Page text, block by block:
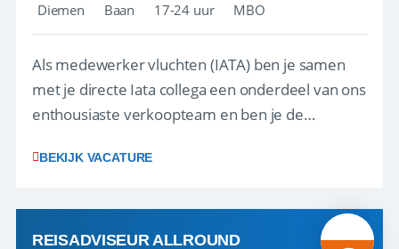
Diemen Baan 17-24 uur MBO
Als medewerker vluchten (IATA) ben je samen
met je directe Iata collega een onderdeel van ons
enthousiaste verkoopteam en ben je de
en tarieven waar je collega’s niet uitkomen.
kwaliteitsbewaking van alles wat met IATA te m...
BEKIJK VACATURE
REISADVISEUR ALLROUND